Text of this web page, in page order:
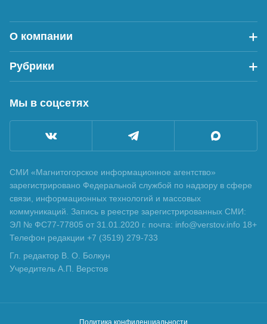
О компании
Рубрики
Мы в соцсетях
СМИ «Магнитогорское информационное агентство»
зарегистрировано Федеральной службой по надзору в сфере
связи, информационных технологий и массовых
коммуникаций. Запись в реестре зарегистрированных СМИ:
ЭЛ № ФС77-77805 от 31.01.2020 г. почта: info@verstov.info 18+
Телефон редакции +7 (3519) 279-733
Гл. редактор В. О. Болкун
Учредитель А.П. Верстов
Политика конфиденциальности